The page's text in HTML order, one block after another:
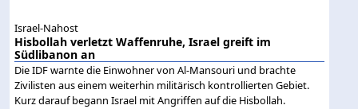
Israel-Nahost
Hisbollah verletzt Waffenruhe, Israel greift im
Südlibanon an
Die IDF warnte die Einwohner von Al-Mansouri und brachte
Zivilisten aus einem weiterhin militärisch kontrollierten Gebiet.
Kurz darauf begann Israel mit Angriffen auf die Hisbollah.